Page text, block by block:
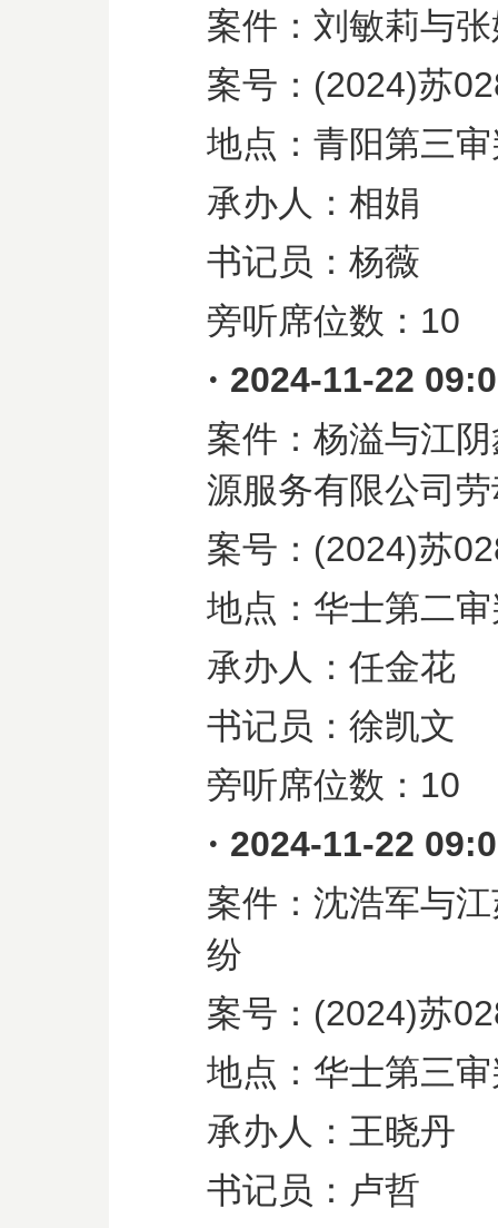
案件：刘敏莉与
案号： (2024)苏
地点：青阳第三
承办人：相娟
书记员：杨薇
旁听席位数： 10
· 2024-11-22
案件：杨溢与江
源服务有限公司
案号： (2024)苏
地点：华士第二
承办人：任金花
书记员：徐凯文
旁听席位数： 10
· 2024-11-22
案件：沈浩军与
纷
案号： (2024)苏
地点：华士第三
承办人：王晓丹
书记员：卢哲